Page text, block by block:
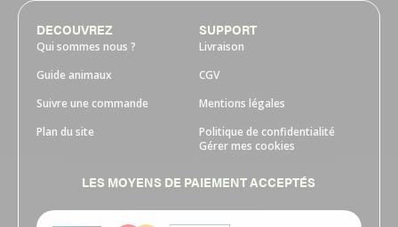
DECOUVREZ
Qui sommes nous ?
Guide animaux
Suivre une commande
Plan du site
SUPPORT
Livraison
CGV
Mentions légales
Politique de confidentialité
Gérer mes cookies
LES MOYENS DE PAIEMENT ACCEPTÉS